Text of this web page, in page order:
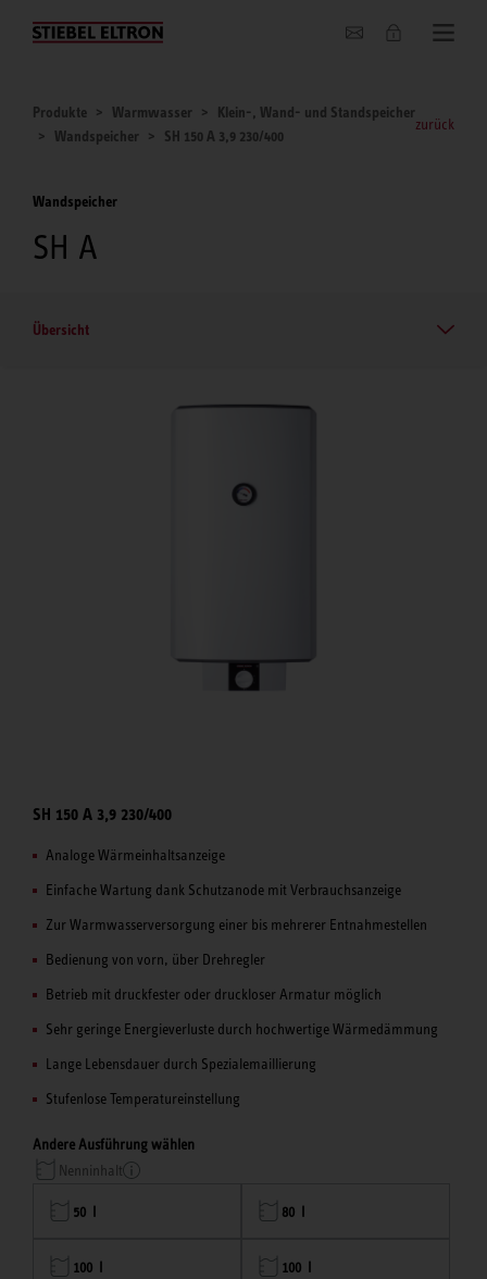
Unternehmen
Produkte Warmwasser
Klein-, Wand- und Standspeicher
Wandspeicher
SH 150 A 3,9 230/400
zurück
Wandspeicher
SH A
Übersicht
SH 150 A 3,9 230/400
Analoge Wärmeinhaltsanzeige
Einfache Wartung dank Schutzanode mit Verbrauchsanzeige
Zur Warmwasserversorgung einer bis mehrerer Entnahmestellen
Bedienung von vorn, über Drehregler
Betrieb mit druckfester oder druckloser Armatur möglich
Sehr geringe Energieverluste durch hochwertige Wärmedämmung
Lange Lebensdauer durch Spezialemaillierung
Stufenlose Temperatureinstellung
Andere Ausführung wählen
Nenninhalt
50 l 80 l
100 l 100 l